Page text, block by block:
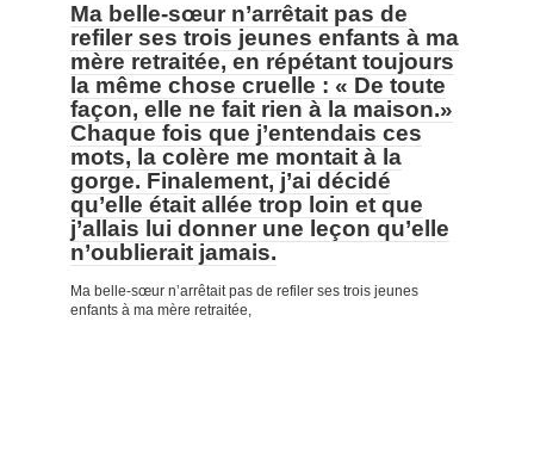
Ma belle-sœur n’arrêtait pas de
refiler ses trois jeunes enfants à ma
mère retraitée, en répétant toujours
la même chose cruelle : « De toute
façon, elle ne fait rien à la maison.»
Chaque fois que j’entendais ces
mots, la colère me montait à la
gorge. Finalement, j’ai décidé
qu’elle était allée trop loin et que
j’allais lui donner une leçon qu’elle
n’oublierait jamais.
Ma belle-sœur n’arrêtait pas de refiler ses trois jeunes
enfants à ma mère retraitée,